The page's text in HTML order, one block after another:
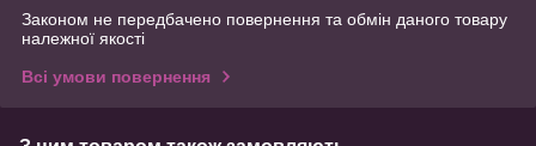
Законом не передбачено повернення та обмін даного товару
належної якості
Всі умови повернення